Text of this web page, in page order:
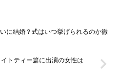
に結婚？式はいつ挙げられるのか徹
トティー篇に出演の女性は